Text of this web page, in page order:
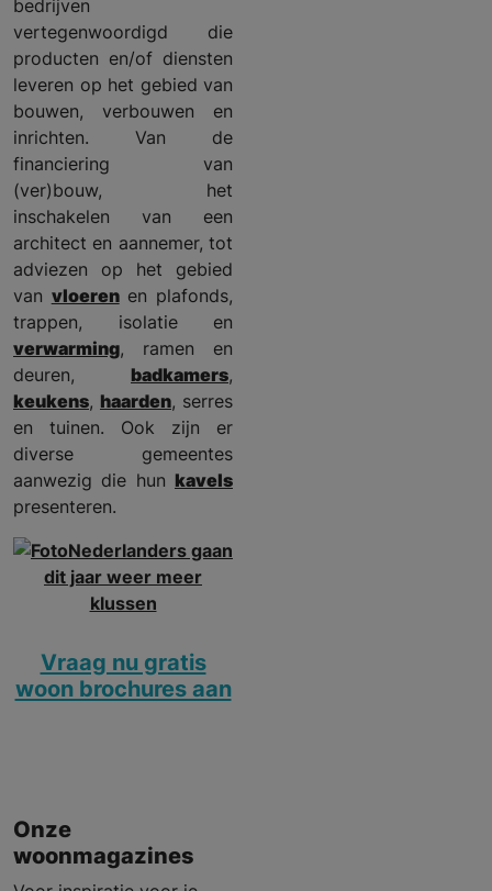
bedrijven
vertegenwoordigd die
producten en/of diensten
leveren op het gebied van
bouwen, verbouwen en
inrichten. Van de
financiering van
(ver)bouw, het
inschakelen van een
architect en aannemer, tot
adviezen op het gebied
van vloerenen plafonds,
trappen, isolatie en
verwarming, ramen en
deuren, badkamers,
keukens, haarden, serres
en tuinen. Ook zijn er
diverse gemeentes
aanwezig die hun kavels
presenteren.
Vraag nu gratis
woon brochures aan
Onze
woonmagazines